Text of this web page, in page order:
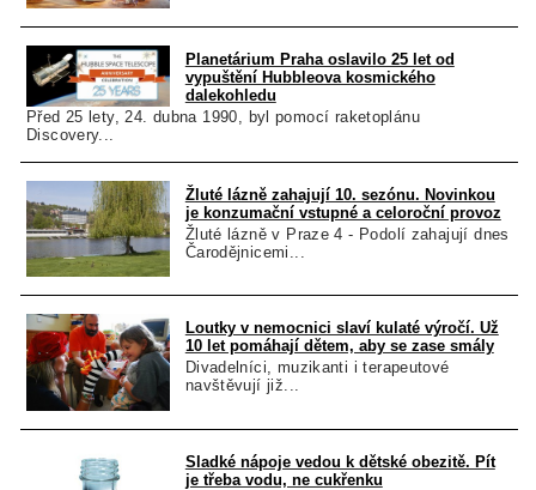
Planetárium Praha oslavilo 25 let od
vypuštění Hubbleova kosmického
dalekohledu
Před 25 lety, 24. dubna 1990, byl pomocí raketoplánu
Discovery...
Žluté lázně zahajují 10. sezónu. Novinkou
je konzumační vstupné a celoroční provoz
Žluté lázně v Praze 4 - Podolí zahajují dnes
Čarodějnicemi...
Loutky v nemocnici slaví kulaté výročí. Už
10 let pomáhají dětem, aby se zase smály
Divadelníci, muzikanti i terapeutové
navštěvují již...
Sladké nápoje vedou k dětské obezitě. Pít
je třeba vodu, ne cukřenku